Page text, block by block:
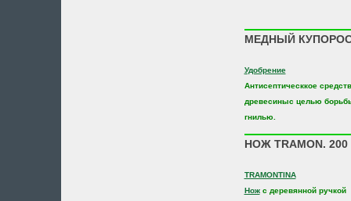
МЕДНЫЙ КУПОРОС
Удобрение
Антисептическкое
древесиныс целью
гнилью.
НОЖ TRAMON. 200
TRAMONTINA
Ножс деревянной ручкой